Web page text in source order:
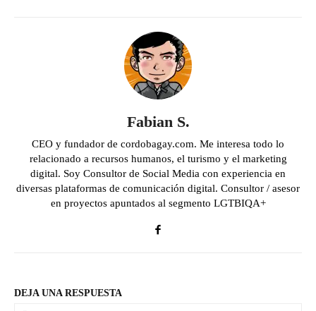
Fabian S.
CEO y fundador de cordobagay.com. Me interesa todo lo
relacionado a recursos humanos, el turismo y el marketing
digital. Soy Consultor de Social Media con experiencia en
diversas plataformas de comunicación digital. Consultor / asesor
en proyectos apuntados al segmento LGTBIQA+
DEJA UNA RESPUESTA